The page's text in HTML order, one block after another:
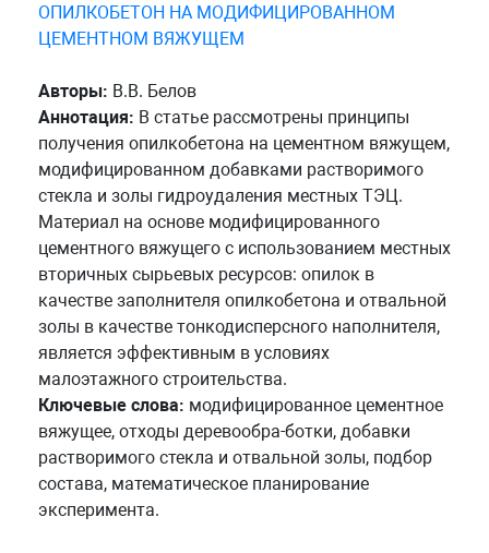
ОПИЛКОБЕТОН НА МОДИФИЦИРОВАННОМ
ЦЕМЕНТНОМ ВЯЖУЩЕМ
Авторы: В.В. Белов
Аннотация: В статье рассмотрены принципы
получения опилкобетона на цементном вяжущем,
модифицированном добавками растворимого
стекла и золы гидроудаления местных ТЭЦ.
Материал на основе модифицированного
цементного вяжущего с использованием местных
вторичных сырьевых ресурсов: опилок в
качестве заполнителя опилкобетона и отвальной
золы в качестве тонкодисперсного наполнителя,
является эффективным в условиях
малоэтажного строительства.
Ключевые слова: модифицированное цементное
вяжущее, отходы деревообра-ботки, добавки
растворимого стекла и отвальной золы, подбор
состава, математическое планирование
эксперимента.